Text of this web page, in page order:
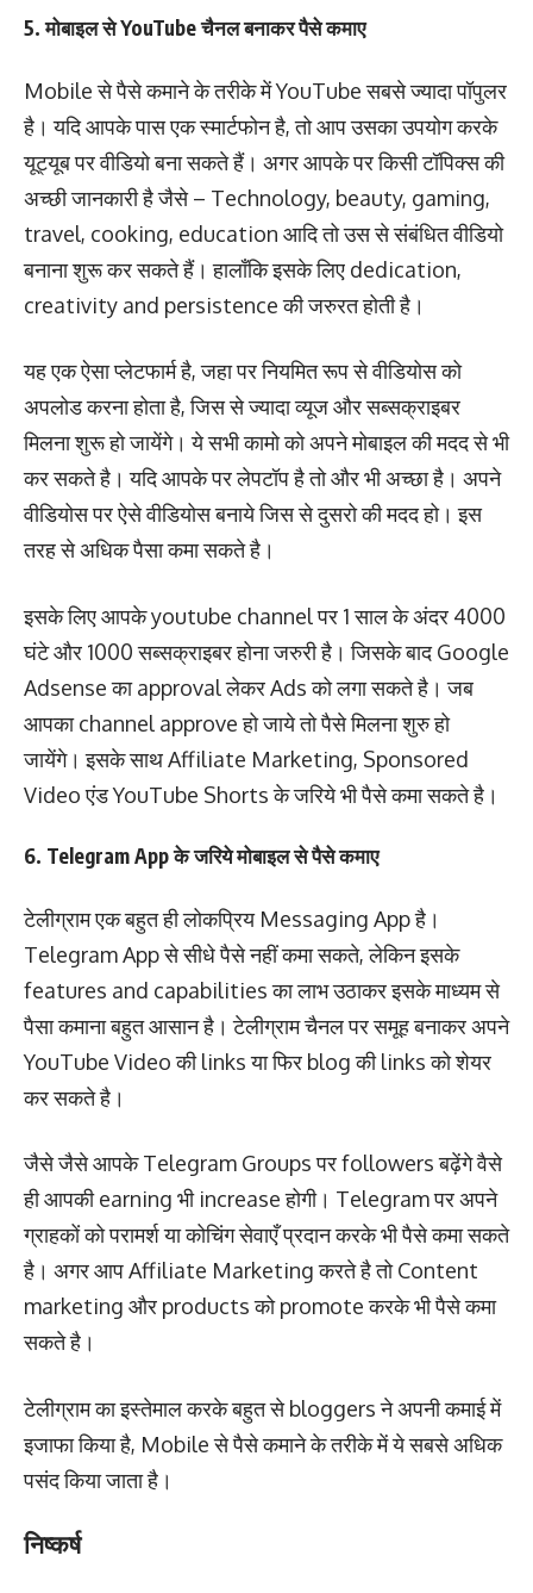
5. मोबाइल से YouTube चैनल बनाकर पैसे कमाए
Mobile से पैसे कमाने के तरीके में YouTube सबसे ज्यादा पॉपुलर
है। यदि आपके पास एक स्मार्टफोन है, तो आप उसका उपयोग करके
यूट्यूब पर वीडियो बना सकते हैं। अगर आपके पर किसी टॉपिक्स की
अच्छी जानकारी है जैसे – Technology, beauty, gaming,
travel, cooking, education आदि तो उस से संबंधित वीडियो
बनाना शुरू कर सकते हैं। हालाँकि इसके लिए dedication,
creativity and persistence की जरुरत होती है।
यह एक ऐसा प्लेटफार्म है, जहा पर नियमित रूप से वीडियोस को
अपलोड करना होता है, जिस से ज्यादा व्यूज और सब्सक्राइबर
मिलना शुरू हो जायेंगे। ये सभी कामो को अपने मोबाइल की मदद से भी
कर सकते है। यदि आपके पर लेपटॉप है तो और भी अच्छा है। अपने
वीडियोस पर ऐसे वीडियोस बनाये जिस से दुसरो की मदद हो। इस
तरह से अधिक पैसा कमा सकते है।
इसके लिए आपके youtube channel पर 1 साल के अंदर 4000
घंटे और 1000 सब्सक्राइबर होना जरुरी है। जिसके बाद Google
Adsense का approval लेकर Ads को लगा सकते है। जब
आपका channel approve हो जाये तो पैसे मिलना शुरु हो
जायेंगे। इसके साथ Affiliate Marketing, Sponsored
Video एंड YouTube Shorts के जरिये भी पैसे कमा सकते है।
6. Telegram App के जरिये मोबाइल से पैसे कमाए
टेलीग्राम एक बहुत ही लोकप्रिय Messaging App है।
Telegram App से सीधे पैसे नहीं कमा सकते, लेकिन इसके
features and capabilities का लाभ उठाकर इसके माध्यम से
पैसा कमाना बहुत आसान है। टेलीग्राम चैनल पर समूह बनाकर अपने
YouTube Video की links या फिर blog की links को शेयर
कर सकते है।
जैसे जैसे आपके Telegram Groups पर followers बढ़ेंगे वैसे
ही आपकी earning भी increase होगी। Telegram पर अपने
ग्राहकों को परामर्श या कोचिंग सेवाएँ प्रदान करके भी पैसे कमा सकते
है। अगर आप Affiliate Marketing करते है तो Content
marketing और products को promote करके भी पैसे कमा
सकते है।
टेलीग्राम का इस्तेमाल करके बहुत से bloggers ने अपनी कमाई में
इजाफा किया है, Mobile से पैसे कमाने के तरीके में ये सबसे अधिक
पसंद किया जाता है।
निष्कर्ष